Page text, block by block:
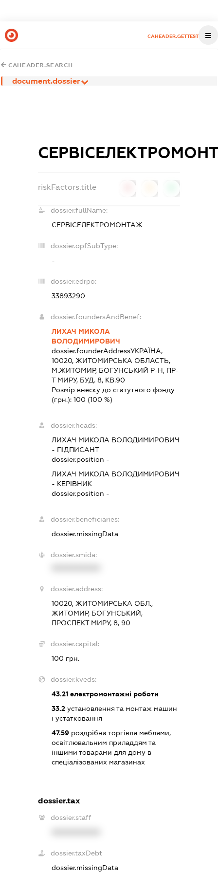
CAHEADER.GETTEST
CAHEADER.SEARCH
document.dossier
riskFactors.title
dossier.fullName:
СЕРВІСЕЛЕКТРОМОНТАЖ
dossier.opfSubType:
-
dossier.edrpo:
33893290
dossier.foundersAndBenef:
ЛИХАЧ МИКОЛА
ВОЛОДИМИРОВИЧ
dossier.founderAddressУКРАЇНА,
10020, ЖИТОМИРСЬКА ОБЛАСТЬ,
М.ЖИТОМИР, БОГУНСЬКИЙ Р-Н, ПР-
Т МИРУ, БУД. 8, КВ.90
Розмір внеску до статутного фонду
(грн.):100 (100 %)
dossier.heads:
ЛИХАЧ МИКОЛА ВОЛОДИМИРОВИЧ
- ПІДПИСАНТ
dossier.position -
ЛИХАЧ МИКОЛА ВОЛОДИМИРОВИЧ
- КЕРІВНИК
dossier.position -
dossier.beneficiaries:
dossier.missingData
dossier.smida:
dossier.address:
10020, ЖИТОМИРСЬКА ОБЛ.,
ЖИТОМИР, БОГУНСЬКИЙ,
ПРОСПЕКТ МИРУ, 8, 90
dossier.capital:
100 грн.
dossier.kveds:
43.21 електромонтажні роботи
33.2 установлення та монтаж машин
і устатковання
47.59 роздрібна торгівля меблями,
освітлювальним приладдям та
іншими товарами для дому в
спеціалізованих магазинах
dossier.tax
dossier.staff
dossier.taxDebt
dossier.missingData